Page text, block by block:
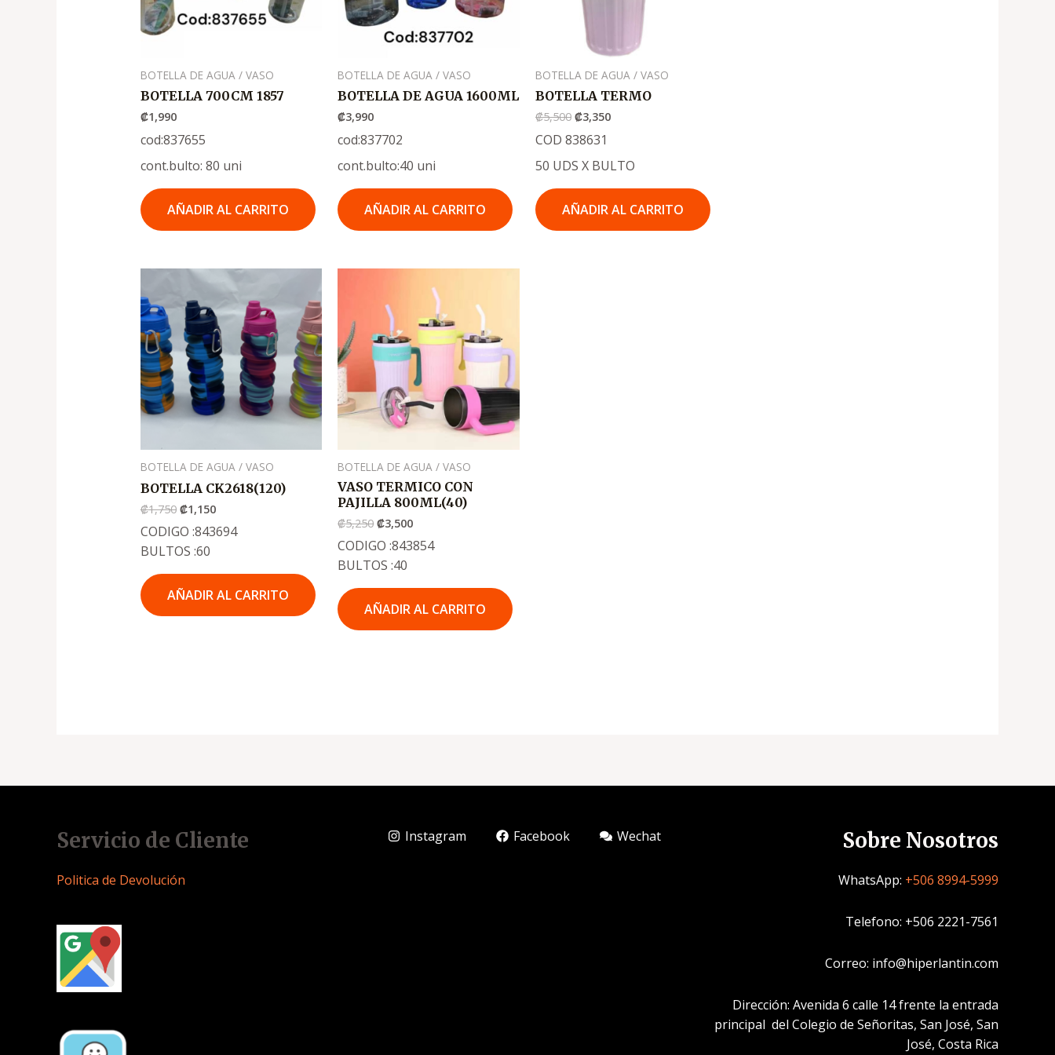
BOTELLA DE AGUA / VASO
BOTELLA 700CM 1857
₡1,990
cod:837655
cont.bulto: 80 uni
AÑADIR AL CARRITO
BOTELLA DE AGUA / VASO
BOTELLA DE AGUA 1600ML
₡3,990
cod:837702
cont.bulto:40 uni
AÑADIR AL CARRITO
BOTELLA DE AGUA / VASO
BOTELLA TERMO
₡5,500 ₡3,350
COD 838631
50 UDS X BULTO
AÑADIR AL CARRITO
BOTELLA DE AGUA / VASO
BOTELLA CK2618(120)
₡1,750
precio
original
era:
₡1,750
₡1,150
precio
actual
es:
.
₡1,150
CODIGO :843694
BULTOS :60
AÑADIR AL CARRITO
BOTELLA DE AGUA / VASO
VASO TERMICO CON
PAJILLA 800ML(40)
₡5,250
original
era:
.
₡5,250
₡3,500
precio
actual
es:
₡3,500
CODIGO :843854
BULTOS :40
AÑADIR AL CARRITO
Servicio de Cliente
Politica de Devolución
Instagram Facebook Wechat Sobre Nosotros
WhatsApp: +506 8994-5999
Telefono: +506 2221-7561
Correo: info@hiperlantin.com
Dirección: Avenida 6 calle 14 frente la entrada
principal del Colegio de Señoritas, San José, San
José, Costa Rica